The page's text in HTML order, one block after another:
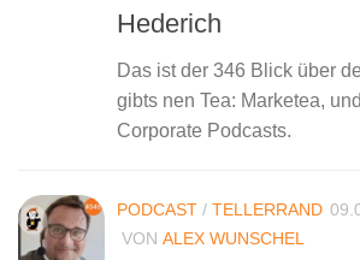
Hederich
Das ist der 346 Blick über
gibts nen Tea: Marketea,
Corporate Podcasts.
PODCAST / TELLERRAND
VON ALEX WUNSCHEL